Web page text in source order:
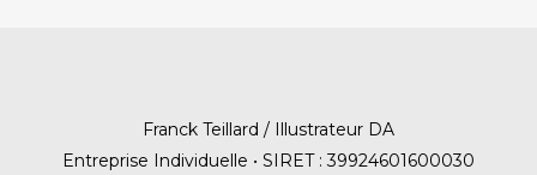
Franck Teillard / Illustrateur DA
Entreprise Individuelle • SIRET : 39924601600030